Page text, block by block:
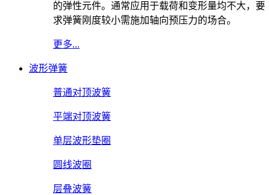
的弹性元件。通常应用于载荷和变形量均不大，要
求弹簧刚度较小需施加轴向预压力的场合。
更多...
波形弹簧
普通对顶波簧
平端对顶波簧
单层波形垫圈
圆线波圈
层叠波簧